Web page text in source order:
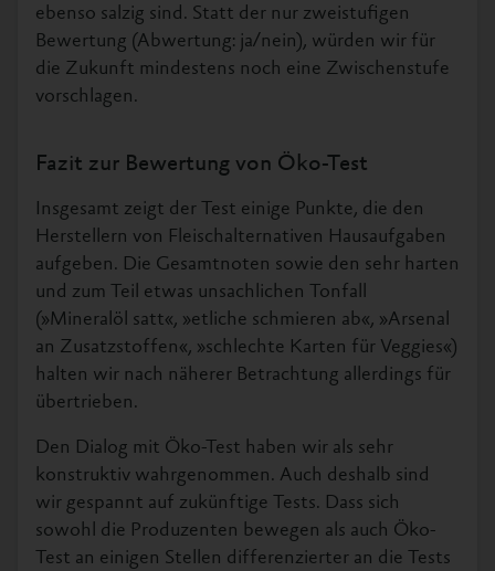
ebenso salzig sind. Statt der nur zweistufigen
Bewertung (Abwertung: ja/nein), würden wir für
die Zukunft mindestens noch eine Zwischenstufe
vorschlagen.
Fazit zur Bewertung von Öko-Test
Insgesamt zeigt der Test einige Punkte, die den
Herstellern von Fleischalternativen Hausaufgaben
aufgeben. Die Gesamtnoten sowie den sehr harten
und zum Teil etwas unsachlichen Tonfall
(»Mineralöl satt«, »etliche schmieren ab«, »Arsenal
an Zusatzstoffen«, »schlechte Karten für Veggies«)
halten wir nach näherer Betrachtung allerdings für
übertrieben.
Den Dialog mit Öko-Test haben wir als sehr
konstruktiv wahrgenommen. Auch deshalb sind
wir gespannt auf zukünftige Tests. Dass sich
sowohl die Produzenten bewegen als auch Öko-
Test an einigen Stellen differenzierter an die Tests